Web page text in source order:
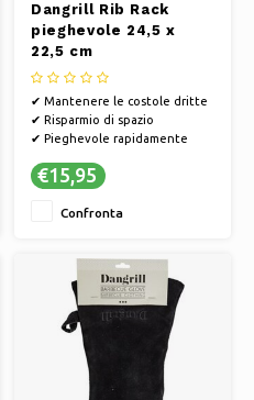
Dangrill Rib Rack
pieghevole 24,5 x
22,5 cm
✔ Mantenere le costole dritte
✔ Risparmio di spazio
✔ Pieghevole rapidamente
€15,95
Confronta